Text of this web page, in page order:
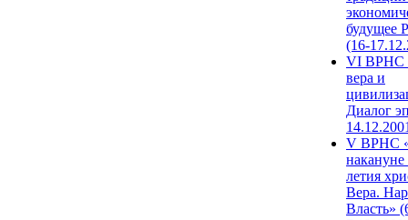
будущее
(16-
VI ВРНС
вера и
Диалог
V ВРНС
накануне
летия
Вера.
Власть»